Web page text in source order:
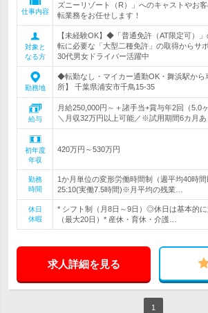
仕事内容
ズニーリゾート（R）」へのキャストやお
転業務をお任せします！
対象と
なる方
【未経験OK】◆「普通免許（AT限定可）
転に必要な「大型二種免許」の取得からサ
30代男女ドライバー活躍中
勤務地
◆転勤なし・マイカー通勤OK・舞浜駅から
所】 千葉県浦安市千鳥15-35
給与
月給250,000円～＋諸手当+賞与年2回（5.0
＼月収32万円以上可能／※試用期間6カ月あ
初年度
年収
420万円～530万円
勤務
時間
1か月単位の変形労働時間制（週平均40時間
25:10(実働7.5時間)※月平均の残業…
休日
休暇
* シフト制（月8日～9日）◎休日は基本的
（最大20日）* 産休・育休・介護…
求人詳細を見る
1